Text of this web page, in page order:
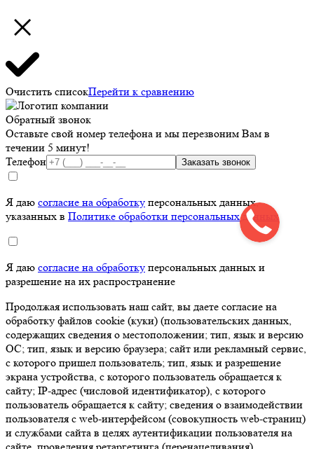
Очистить списокПерейти к сравнению
Обратный звонок
Оставьте свой номер телефона и мы перезвоним Вам в
течении 5 минут!
Телефон
Заказать звонок
Я даю согласие на обработку персональных данных,
указанных в Политике обработки персональных данных
Я даю согласие на обработку персональных данных и
разрешение на их распространение
Продолжая использовать наш сайт, вы даете согласие на
обработку файлов cookie (куки) (пользовательских данных,
содержащих сведения о местоположении; тип, язык и версию
ОС; тип, язык и версию браузера; сайт или рекламный сервис,
с которого пришел пользователь; тип, язык и разрешение
экрана устройства, с которого пользователь обращается к
сайту; IP-адрес (числовой идентификатор), с которого
пользователь обращается к сайту; сведения о взаимодействии
пользователя с web-интерфейсом (совокупность web-страниц)
и службами сайта в целях аутентификации пользователя на